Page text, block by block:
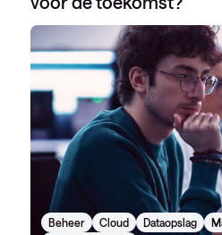
Beheer Cloud Dataopslag